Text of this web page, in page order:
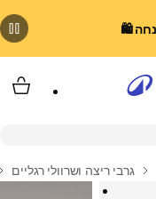
גרבי ריצה ושרוולי רגליים